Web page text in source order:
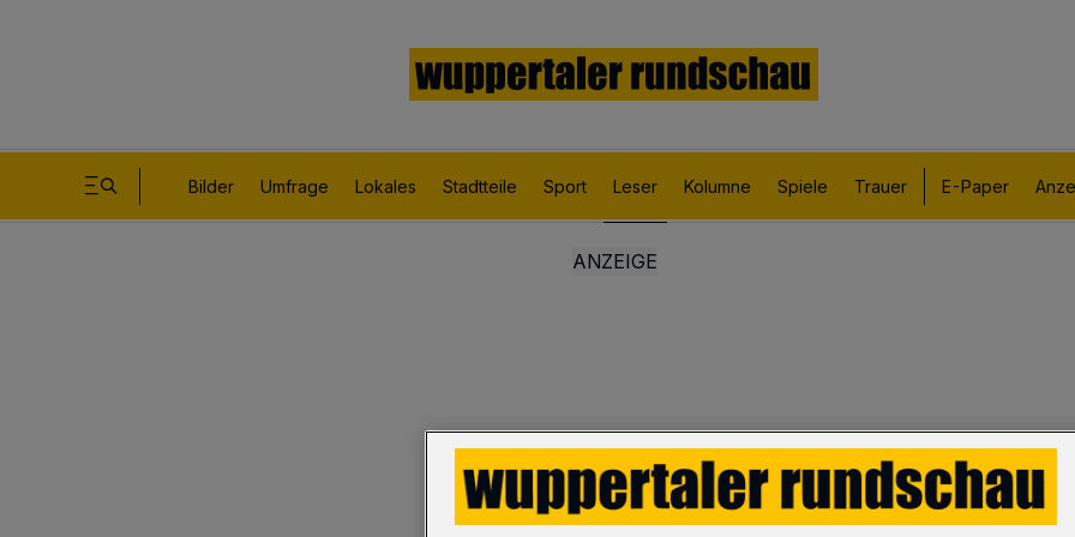
Bilder Umfrage Lokales Stadtteile Sport Leser Kolumne Spiele Trauer E-Paper